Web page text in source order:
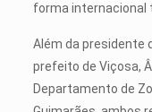
forma internacional
Além da presidente
prefeito de Viçosa,
Departamento de